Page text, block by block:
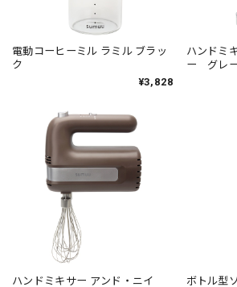
電動コーヒーミル ラミル ブラッ
ク
¥3,828
ハンドミ
ー グレ
ハンドミキサー アンド・ニイ ボトル型